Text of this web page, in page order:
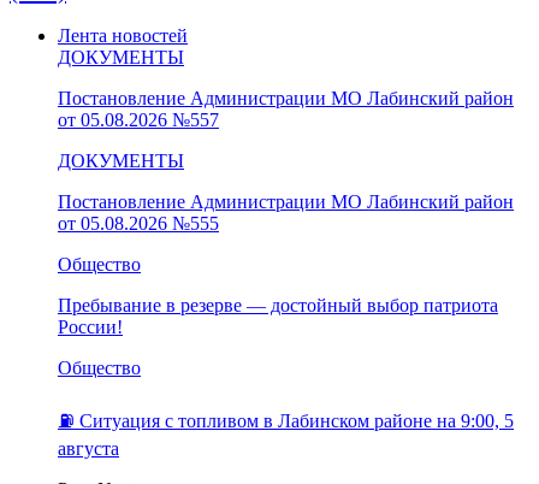
Лента новостей
ДОКУМЕНТЫ
Постановление Администрации МО Лабинский район
от 05.08.2026 №557
ДОКУМЕНТЫ
Постановление Администрации МО Лабинский район
от 05.08.2026 №555
Общество
Пребывание в резерве — достойный выбор патриота
России!
Общество
⛽️ Ситуация с топливом в Лабинском районе на 9:00, 5
августа